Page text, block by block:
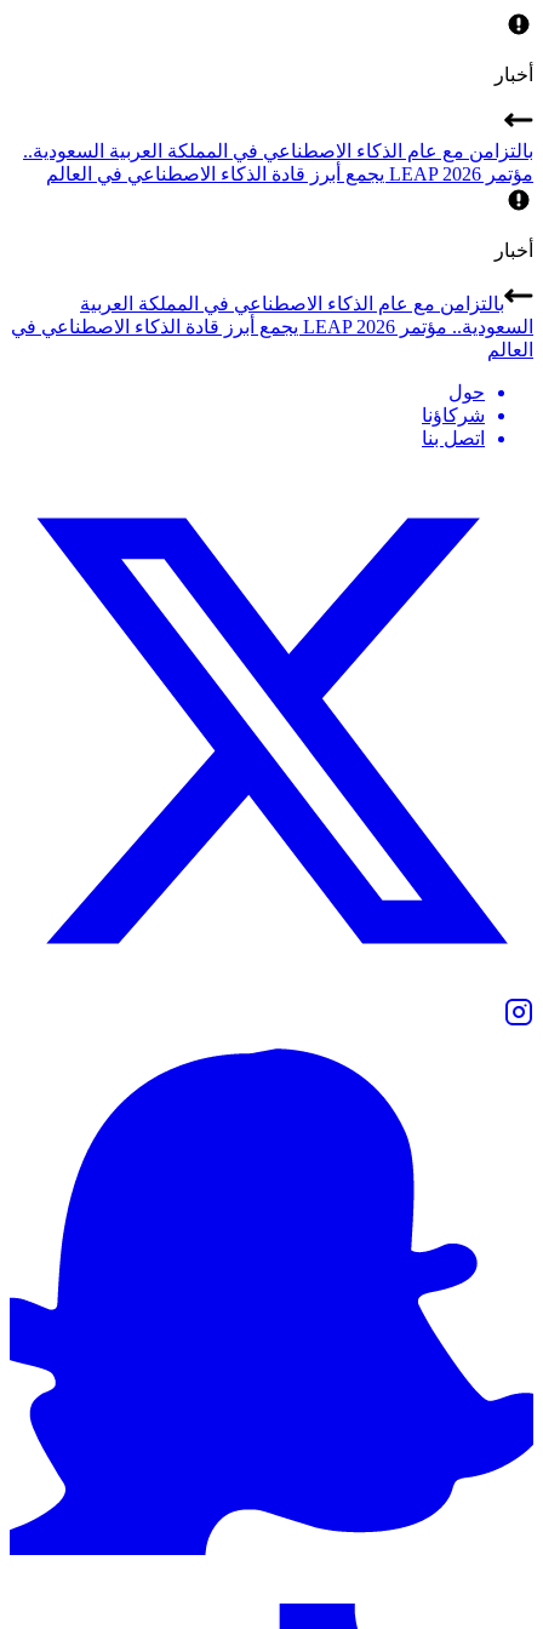
أخبار
بالتزامن مع عام الذكاء الاصطناعي في المملكة العربية السعودية..
مؤتمر LEAP 2026 يجمع أبرز قادة الذكاء الاصطناعي في العالم
أخبار
بالتزامن مع عام الذكاء الاصطناعي في المملكة العربية
السعودية.. مؤتمر LEAP 2026 يجمع أبرز قادة الذكاء الاصطناعي في
العالم
حول
شركاؤنا
اتصل بنا